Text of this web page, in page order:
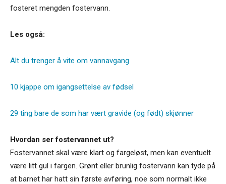
fosteret mengden fostervann.
Les også:
Alt du trenger å vite om vannavgang
10 kjappe om igangsettelse av fødsel
29 ting bare de som har vært gravide (og født) skjønner
Hvordan ser fostervannet ut?
Fostervannet skal være klart og fargeløst, men kan eventuelt
være litt gul i fargen. Grønt eller brunlig fostervann kan tyde på
at barnet har hatt sin første avføring, noe som normalt ikke